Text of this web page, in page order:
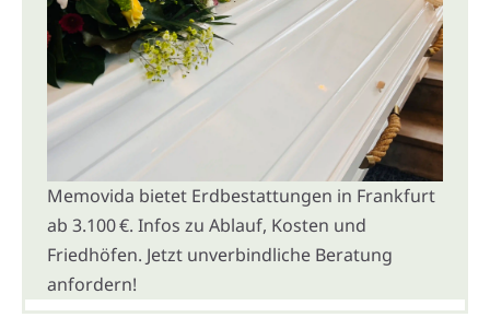
Memovida bietet Erdbestattungen in Frankfurt
ab 3.100 €. Infos zu Ablauf, Kosten und
Friedhöfen. Jetzt unverbindliche Beratung
anfordern!